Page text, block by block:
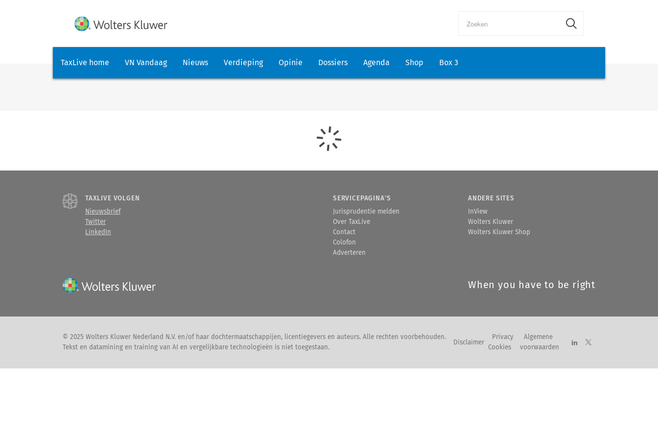
TaxLive home VN Vandaag Nieuws Verdieping Opinie Dossiers Agenda Shop Box 3
TAXLIVE VOLGEN
Nieuwsbrief
Twitter
LinkedIn
SERVICEPAGINA'S
Jurisprudentie melden
Over TaxLive
Contact
Colofon
Adverteren
ANDERE SITES
InView
Wolters Kluwer
Wolters Kluwer Shop
When you have to be right
© 2025 Wolters Kluwer Nederland N.V. en/of haar dochtermaatschappijen, licentiegevers en auteurs. Alle rechten voorbehouden.
Tekst en datamining en training van AI en vergelijkbare technologieën is niet toegestaan.
Disclaimer
Privacy
Cookies
Algemene
voorwaarden